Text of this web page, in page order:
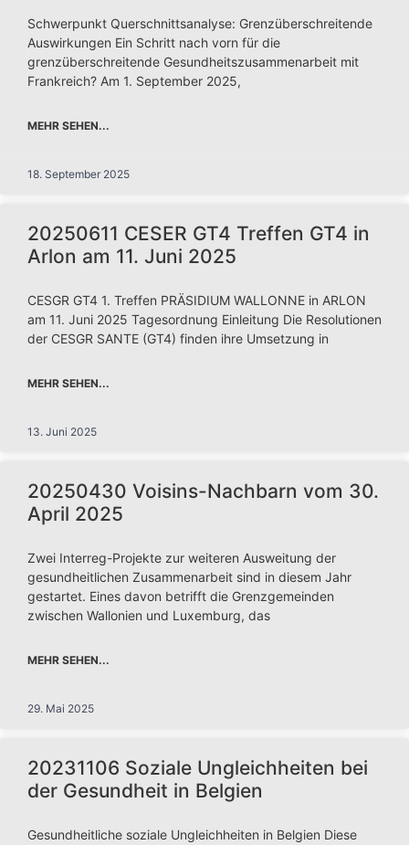
Schwerpunkt Querschnittsanalyse: Grenzüberschreitende
Auswirkungen Ein Schritt nach vorn für die
grenzüberschreitende Gesundheitszusammenarbeit mit
Frankreich? Am 1. September 2025,
MEHR SEHEN...
18. September 2025
20250611 CESER GT4 Treffen GT4 in
Arlon am 11. Juni 2025
CESGR GT4 1. Treffen PRÄSIDIUM WALLONNE in ARLON
am 11. Juni 2025 Tagesordnung Einleitung Die Resolutionen
der CESGR SANTE (GT4) finden ihre Umsetzung in
MEHR SEHEN...
13. Juni 2025
20250430 Voisins-Nachbarn vom 30.
April 2025
Zwei Interreg-Projekte zur weiteren Ausweitung der
gesundheitlichen Zusammenarbeit sind in diesem Jahr
gestartet. Eines davon betrifft die Grenzgemeinden
zwischen Wallonien und Luxemburg, das
MEHR SEHEN...
29. Mai 2025
20231106 Soziale Ungleichheiten bei
der Gesundheit in Belgien
Gesundheitliche soziale Ungleichheiten in Belgien Diese